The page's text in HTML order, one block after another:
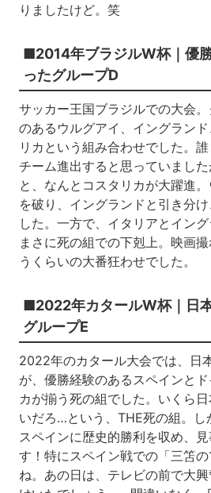
りましたけど。笑
■2014年ブラジルW杯｜優
ったグループD
サッカー王国ブラジルでの大会
のあるウルグアイ、イングラン
リカという組み合わせでした。
チーム進出すると思っていまし
と、なんとコスタリカが大躍進
を破り、イングランドと引き分
した。一方で、イタリアとイング
まさに死の組での下剋上。映画
うくらいの大番狂わせでした。
■2022年カタールW杯｜日
グループE
2022年のカタール大会では、日
が、優勝経験のあるスペインと
カが揃う死の組でした。いくら
いだろ…という、THE死の組。し
スペインに歴史的勝利を収め、
す！特にスペイン戦での「三笘
ね。あの日は、テレビの前で大